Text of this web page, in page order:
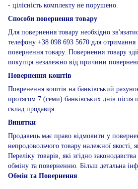
- цілісність комплекту не порушено.
Способи повернення товару
Для повернення товару необхідно
телефону +38 098 693 5670 для отримання
повернення товару. Повернення товару
покупця незалежно від причини
Повернення коштів
Повренення коштів на банківський
протягом 7 (семи) банківських днів після
склад продавця.
Винятки
Продавець має право відмовити у
непродовольчого товару належної якості,
Переліку товарів, які згідно
обміну та поверненню. Більш детальна
Обмін та Повернення